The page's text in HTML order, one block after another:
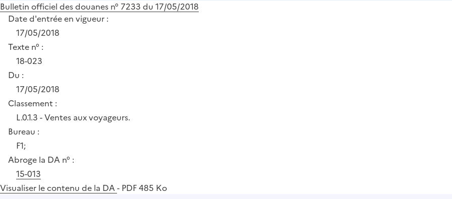
Bulletin officiel des douanes n° 7233 du 17/05/2018
Date d'entrée en vigueur :
17/05/2018
Texte n° :
18-023
Du :
17/05/2018
Classement :
L.0.1.3 - Ventes aux voyageurs.
Bureau :
F1;
Abroge la DA n° :
15-013
Visualiser le contenu de la DA- PDF 485 Ko